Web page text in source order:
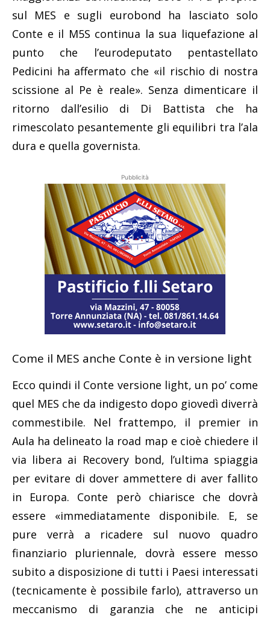
sul MES e sugli eurobond ha lasciato solo
Conte e il M5S continua la sua liquefazione al
punto che l’eurodeputato pentastellato
Pedicini ha affermato che «il rischio di nostra
scissione al Pe è reale». Senza dimenticare il
ritorno dall’esilio di Di Battista che ha
rimescolato pesantemente gli equilibri tra l’ala
dura e quella governista.
Pubblicità
Come il MES anche Conte è in versione light
Ecco quindi il Conte versione light, un po’ come
quel MES che da indigesto dopo giovedì diverrà
commestibile. Nel frattempo, il premier in
Aula ha delineato la road map e cioè chiedere il
via libera ai Recovery bond, l’ultima spiaggia
per evitare di dover ammettere di aver fallito
in Europa. Conte però chiarisce che dovrà
essere «immediatamente disponibile. E, se
pure verrà a ricadere sul nuovo quadro
finanziario pluriennale, dovrà essere messo
subito a disposizione di tutti i Paesi interessati
(tecnicamente è possibile farlo), attraverso un
meccanismo di garanzia che ne anticipi